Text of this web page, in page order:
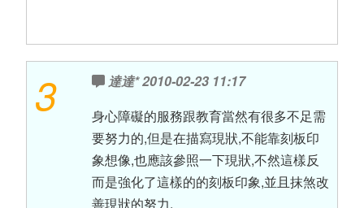
3 達達*2010-02-23 11:17
身心障礙的服務跟教育當然有很多不足需
要努力的,但是在描寫現狀,不能靠刻板印
象想像,也應該參照一下現狀,不然這樣反
而是強化了這樣的的刻板印象,並且抹煞改
善現狀的努力.